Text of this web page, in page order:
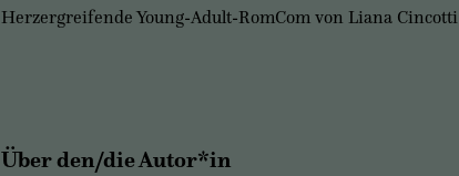
Herzergreifende Young-Adult-RomCom von Liana Cincotti
Über den/die Autor*in